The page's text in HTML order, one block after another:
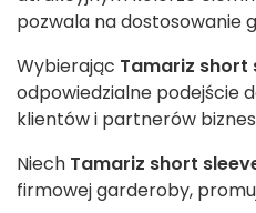
pozwala na dostosowanie
Wybierając Tamariz short
odpowiedzialne podejście
klientów i partnerów
Niech Tamariz short
firmowej garderoby,